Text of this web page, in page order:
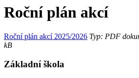
Roční plán akcí
Roční plán akcí 2025/2026 Typ: PDF
kB
Základní škola